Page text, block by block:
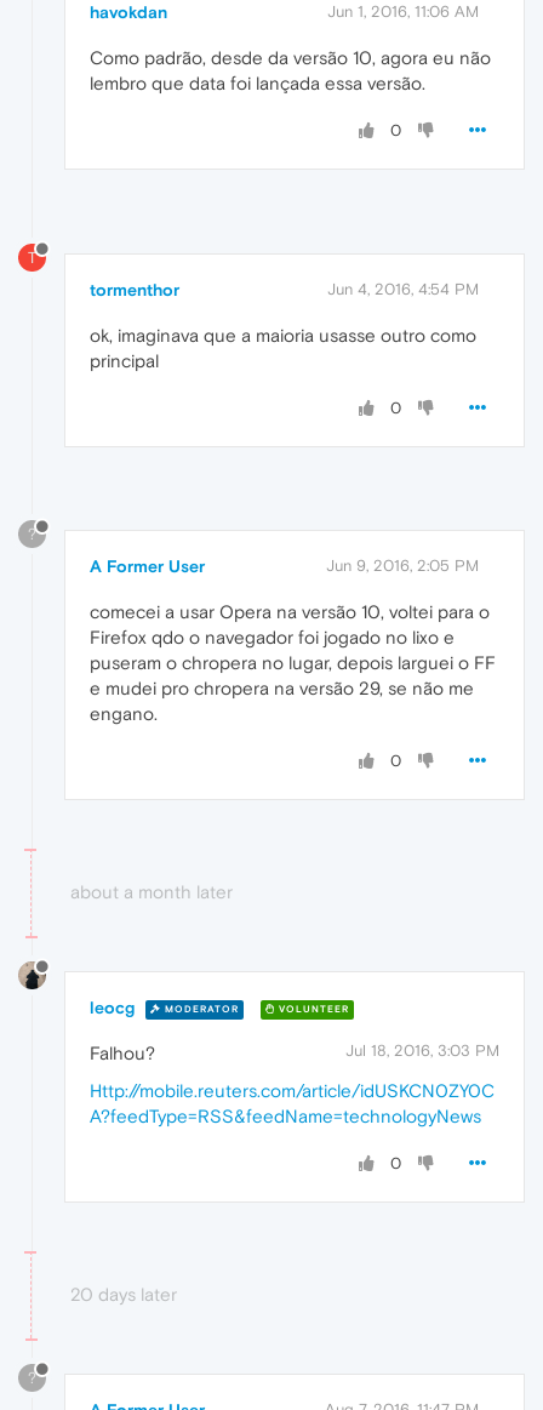
havokdan Jun 1, 2016, 11:06 AM
Como padrão, desde da versão 10, agora eu não
lembro que data foi lançada essa versão.
0
T
tormenthor Jun 4, 2016, 4:54 PM
ok, imaginava que a maioria usasse outro como
principal
0
?
A Former User Jun 9, 2016, 2:05 PM
comecei a usar Opera na versão 10, voltei para o
Firefox qdo o navegador foi jogado no lixo e
puseram o chropera no lugar, depois larguei o FF
e mudei pro chropera na versão 29, se não me
engano.
0
about a month later
leocg MODERATOR VOLUNTEER
Jul 18, 2016, 3:03 PM
Falhou?
Http://mobile.reuters.com/article/idUSKCN0ZY0C
A?feedType=RSS&feedName=technologyNews
0
20 days later
?